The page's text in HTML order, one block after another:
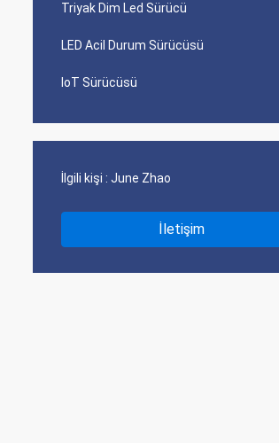
Triyak Dim Led Sürücü
LED Acil Durum Sürücüsü
IoT Sürücüsü
İlgili kişi : June Zhao
İletişim